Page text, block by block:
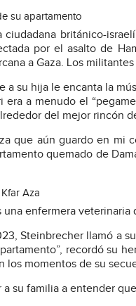
su apartamento
ciudadana británico-
por el asalto de
a Gaza. Los
a su hija le encanta la
era a menudo el
del mejor rincón
que aún guardo en mi
quemado de
Aza
una enfermera veterinaria
Steinbrecher llamó a
recordó su
los momentos de su
su familia a entender